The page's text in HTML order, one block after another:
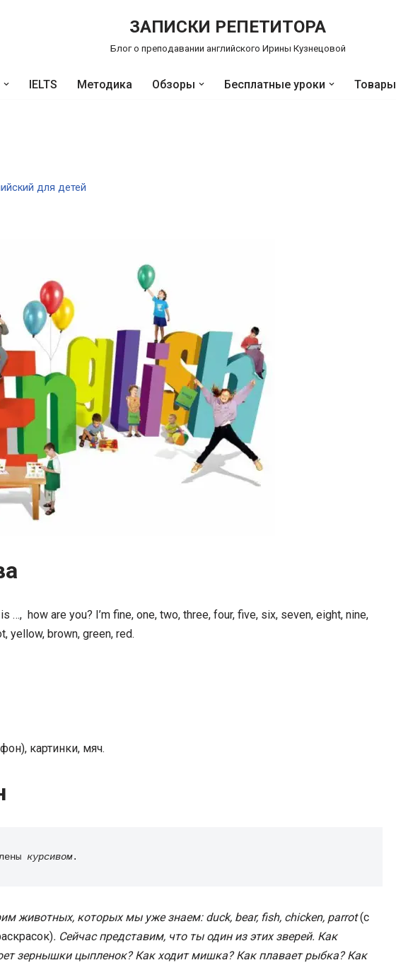
ЗАПИСКИ РЕПЕТИТОРА
Блог о преподавании английского Ирины Кузнецовой
IELTS Методика Обзоры Бесплатные уроки Товары
для детей
…, how are you? I’m fine, one, two, three, four, five, six, seven, eight, nine,
yellow, brown, green, red.
картинки, мяч.
курсивом.
животных, которых мы уже знаем: duck, bear, fish, chicken, parrot(с
. Сейчас представим, что ты один из этих зверей. Как
зернышки цыпленок? Как ходит мишка? Как плавает рыбка? Как